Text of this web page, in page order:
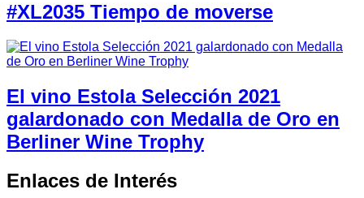
#XL2035 Tiempo de moverse
El vino Estola Selección 2021
galardonado con Medalla de Oro en
Berliner Wine Trophy
Enlaces de Interés